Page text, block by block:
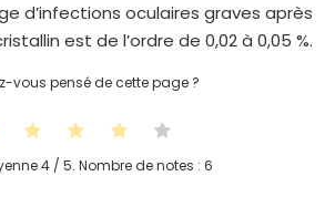
d’infections oculaires graves après
est de l’ordre de 0,02 à 0,05 %.
vous pensé de cette page ?
4/ 5. Nombre de notes : 6